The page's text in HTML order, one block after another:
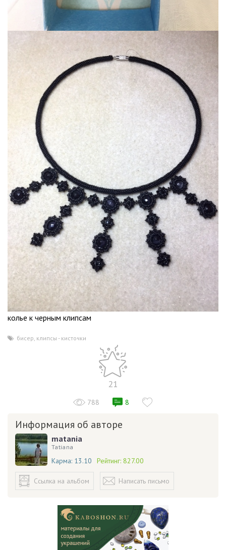
колье к черным клипсам
бисер, клипсы - кисточки
21
788 8
Информация об авторе
matania
Tatiana
Карма: 13.10 Рейтинг: 827.00
Ссылка на альбом Написать письмо